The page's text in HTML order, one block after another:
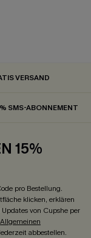
VERSAND
SMS-ABONNEMENT
15%
pro Bestellung.
klicken, erklären
von Cupshe per
Allgemeinen
abbestellen.